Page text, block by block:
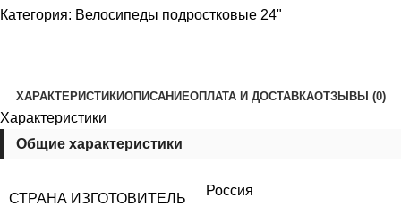
Категория: Велосипеды подростковые 24"
ХАРАКТЕРИСТИКИОПИСАНИЕОПЛАТА И ДОСТАВКАОТЗЫВЫ (0)
Характеристики
Общие характеристики
СТРАНА ИЗГОТОВИТЕЛЬ
Россия